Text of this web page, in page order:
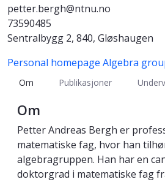
petter.bergh@ntnu.no
73590485
Sentralbygg 2, 840, Gløshaugen
Personal homepage Algebra
Om Publikasjoner
Om
Petter Andreas Bergh er
matematiske fag, hvor han
algebragruppen. Han har en
doktorgrad i matematiske fag